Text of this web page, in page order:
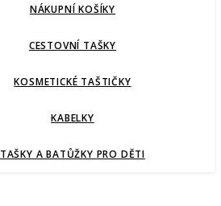
NÁKUPNÍ KOŠÍKY
CESTOVNÍ TAŠKY
KOSMETICKÉ TAŠTIČKY
KABELKY
TAŠKY A BATŮŽKY PRO DĚTI